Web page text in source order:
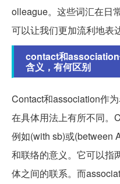
olleague。这些词汇在日
可以让我们更加流利地表
contact和association
含义，有何区别
Contact和association作
在具体用法上有所不同。
例如(with sb)或(between
和联络的意义。它可以指
体之间的联系。而